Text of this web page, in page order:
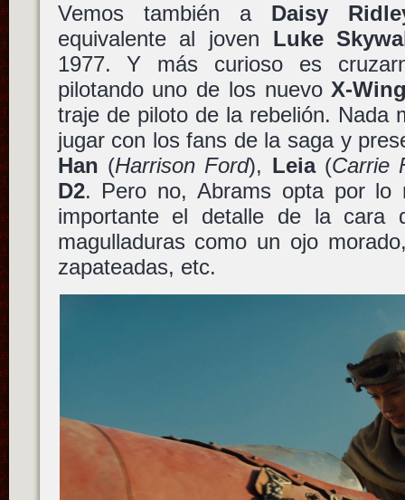
Vemos también a Daisy
equivalente al joven Luke
1977. Y más curioso es
pilotando uno de los nuevo X-
traje de piloto de la rebelión. Nada
jugar con los fans de la saga y
Han (Harrison Ford), Leia(Carrie
D2. Pero no, Abrams opta por lo
importante el detalle de la
magulladuras como un ojo
zapateadas, etc.